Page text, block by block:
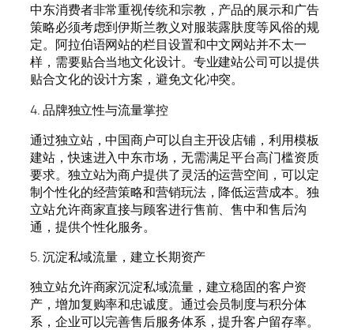
中东消费者非常重视传统和宗教，产品的展示和广告
策略必须考虑到伊斯兰教义对服装露肤度等风俗的规
定。阿拉伯语网站的栏目设置和中文网站并不太一
样，需要贴合当地文化设计。专业建站公司可以提供
贴合文化的设计方案，避免文化冲突。
4. 品牌独立性与流量掌控
通过独立站，中国商户可以自主开设店铺，利用模板
建站，快速进入中东市场，无需满足平台高门槛资质
要求。独立站为商户提供了灵活的运营空间，可以定
制个性化的经营策略和营销玩法，降低运营成本。独
立站允许商家直接与顾客进行售前、售中和售后沟
通，提供个性化服务。
5. 沉淀私域流量，建立长期资产
独立站允许商家沉淀私域流量，建立稳固的客户资
产，增加复购率和忠诚度。通过会员制度与积分体
系，企业可以完善售后服务体系，提升客户留存率。